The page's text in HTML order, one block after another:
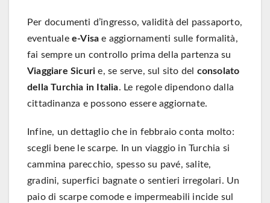
Per documenti d’ingresso, validità del passaporto,
eventuale e-Visa e aggiornamenti sulle formalità,
fai sempre un controllo prima della partenza su
Viaggiare Sicuri e, se serve, sul sito del consolato
della Turchia in Italia. Le regole dipendono dalla
cittadinanza e possono essere aggiornate.
Infine, un dettaglio che in febbraio conta molto:
scegli bene le scarpe. In un viaggio in Turchia si
cammina parecchio, spesso su pavé, salite,
gradini, superfici bagnate o sentieri irregolari. Un
paio di scarpe comode e impermeabili incide sul